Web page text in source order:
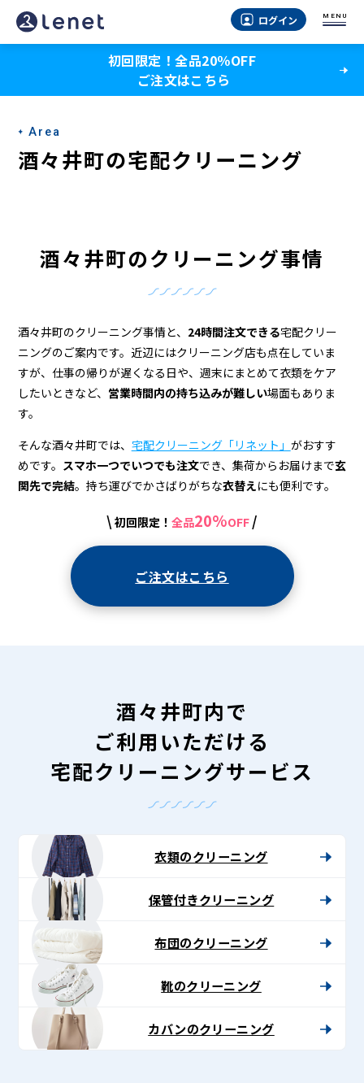
酒々
井
の
ク
リ
＆
宅
配
ク
リ
ー
ログイン MENU
初回限定！全品20％OFF
ご注文はこちら
Area
酒々井町の宅配クリーニング
酒々井町のクリーニング事情
酒々井町のクリーニング事情と、 24時間注文できる宅配クリー
ニングのご案内です。近辺にはクリーニング店も点在していま
すが、仕事の帰りが遅くなる日や、週末にまとめて衣類をケア
したいときなど、 営業時間内の持ち込みが難しい場面もありま
す。
そんな酒々井町では、 宅配クリーニング「リネット」 がおすす
めです。 スマホ一つでいつでも注文でき、集荷からお届けまで玄
関先で完結。持ち運びでかさばりがちな衣替えにも便利です。
\ 初回限定！ 全品20%OFF /
ご注文はこちら
酒々井町内で
ご利用いただける
宅配クリーニングサービス
衣類のクリーニング
保管付きクリーニング
布団のクリーニング
靴のクリーニング
カバンのクリーニング